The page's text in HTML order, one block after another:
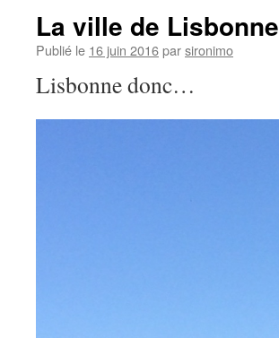
La ville de Lisbonne
Publié le 16 juin 2016parsironimo
Lisbonne donc…